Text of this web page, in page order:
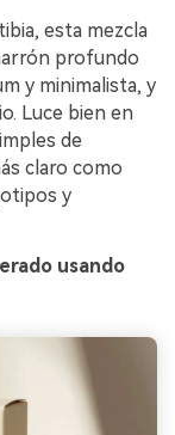
esta mezcla
profundo
y minimalista, y
Luce bien en
de
claro como
y
usando